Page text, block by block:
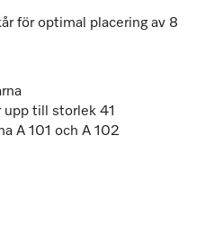
för optimal placering av 8
upp till storlek 41
A 101 och A 102